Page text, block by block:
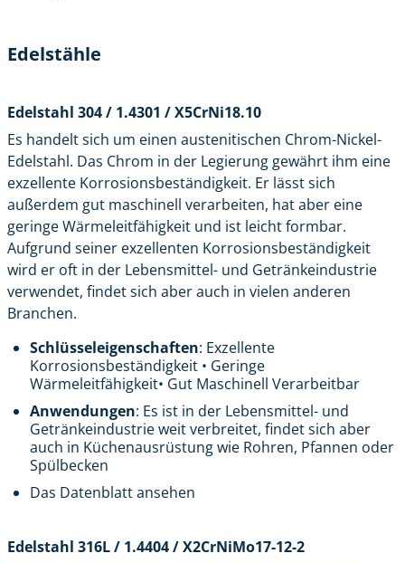
Edelstähle
Edelstahl 304 / 1.4301 / X5CrNi18.10
Es handelt sich um einen austenitischen Chrom-Nickel-
Edelstahl. Das Chrom in der Legierung gewährt ihm eine
exzellente Korrosionsbeständigkeit. Er lässt sich
außerdem gut maschinell verarbeiten, hat aber eine
geringe Wärmeleitfähigkeit und ist leicht formbar.
Aufgrund seiner exzellenten Korrosionsbeständigkeit
wird er oft in der Lebensmittel- und Getränkeindustrie
verwendet, findet sich aber auch in vielen anderen
Branchen.
Schlüsseleigenschaften: Exzellente
Korrosionsbeständigkeit • Geringe
Wärmeleitfähigkeit• Gut Maschinell Verarbeitbar
Anwendungen: Es ist in der Lebensmittel- und
Getränkeindustrie weit verbreitet, findet sich aber
auch in Küchenausrüstung wie Rohren, Pfannen oder
Spülbecken
Das Datenblatt ansehen
Edelstahl 316L / 1.4404 / X2CrNiMo17-12-2